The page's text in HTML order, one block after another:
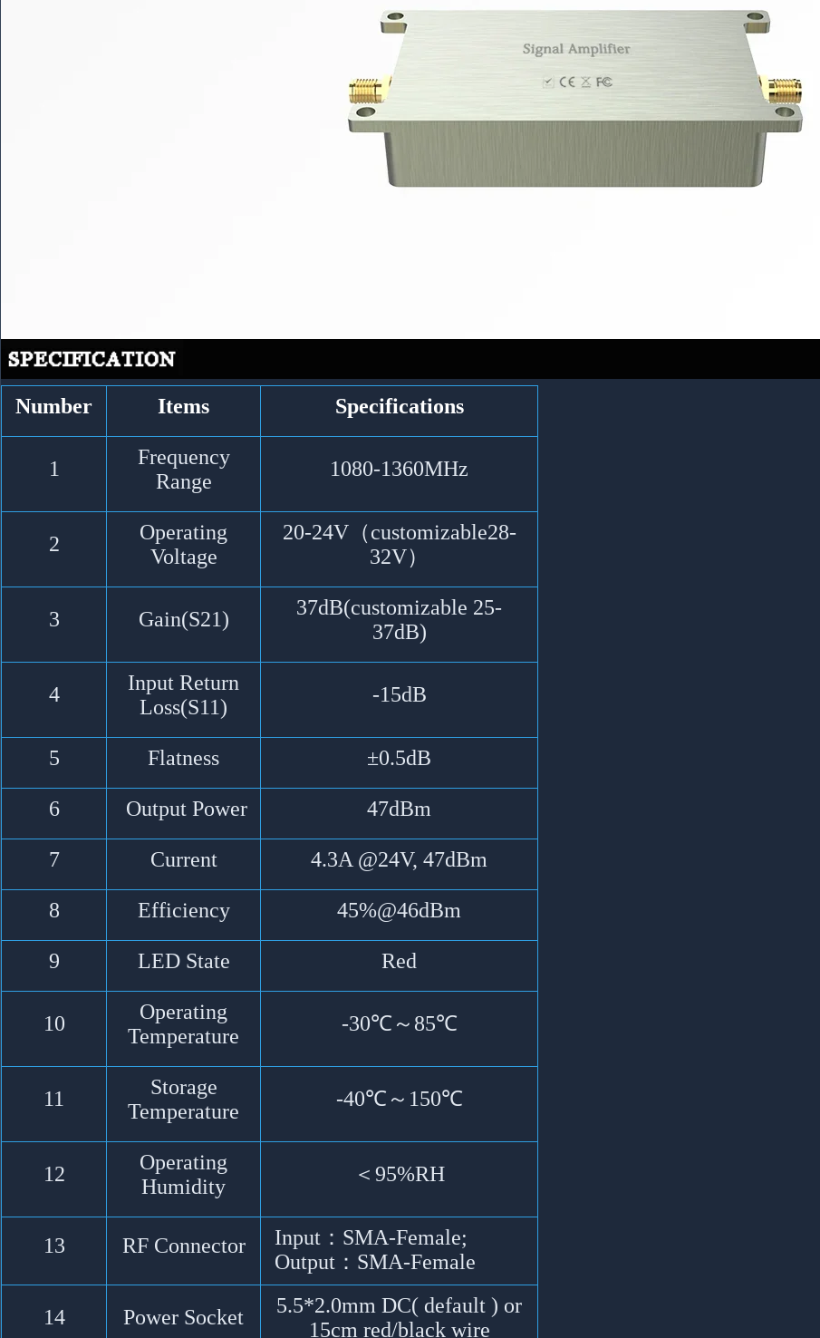
Number Items Specifications
1
Frequency
Range
1080-1360MHz
2
Operating
Voltage
20-24V（customizable28-
32V）
3 Gain(S21)
37dB(customizable 25-
37dB)
4
Input Return
Loss(S11)
-15dB
5 Flatness ±0.5dB
6 Output Power 47dBm
7 Current 4.3A @24V, 47dBm
8 Efficiency 45%@46dBm
9 LED State Red
10
Operating
Temperature
-30℃～85℃
11
Storage
Temperature
-40℃～150℃
12
Operating
Humidity
＜95%RH
13 RF Connector
Input：SMA-Female;
Output：SMA-Female
14 Power Socket
5.5*2.0mm DC( default ) or
15cm red/black wire